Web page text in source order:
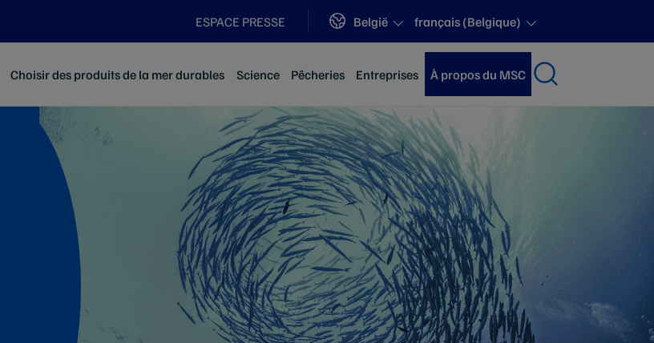
ESPACE PRESSE Sites
België français (Belgique)
Choisir des produits de la mer durables Science Pêcheries Entreprises À propos du MSC